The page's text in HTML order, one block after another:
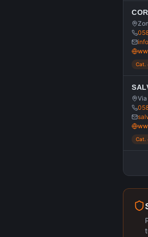
Cat.
Cat.